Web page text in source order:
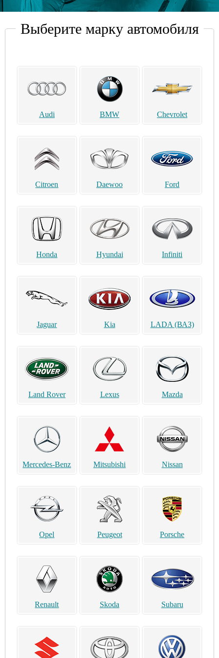
Выберите марку автомобиля
Audi BMW Chevrolet
Citroen Daewoo Ford
Honda Hyundai Infiniti
Jaguar Kia LADA (ВАЗ)
Land Rover Lexus Mazda
Mercedes-Benz Mitsubishi Nissan
Opel Peugeot Porsche
Renault Skoda Subaru